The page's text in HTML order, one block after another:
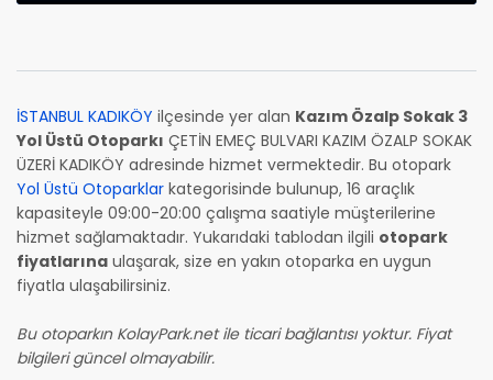
İSTANBUL KADIKÖY ilçesinde yer alan Kazım Özalp Sokak 3
Yol Üstü Otoparkı ÇETİN EMEÇ BULVARI KAZIM ÖZALP SOKAK
ÜZERİ KADIKÖY adresinde hizmet vermektedir. Bu otopark
Yol Üstü Otoparklar kategorisinde bulunup, 16 araçlık
kapasiteyle 09:00-20:00 çalışma saatiyle müşterilerine
hizmet sağlamaktadır. Yukarıdaki tablodan ilgili otopark
fiyatlarına ulaşarak, size en yakın otoparka en uygun
fiyatla ulaşabilirsiniz.
Bu otoparkın KolayPark.net ile ticari bağlantısı yoktur. Fiyat
bilgileri güncel olmayabilir.